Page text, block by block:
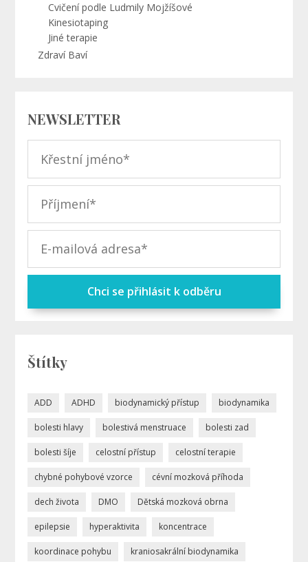
Cvičení podle Ludmily Mojžíšové
Kinesiotaping
Jiné terapie
Zdraví Baví
NEWSLETTER
Chci se přihlásit k odběru
Štítky
ADD ADHD biodynamický přístup biodynamika
bolesti hlavy bolestivá menstruace bolesti zad
bolesti šíje celostní přístup celostní terapie
chybné pohybové vzorce cévní mozková příhoda
dech života DMO Dětská mozková obrna
epilepsie hyperaktivita koncentrace
koordinace pohybu kraniosakrální biodynamika